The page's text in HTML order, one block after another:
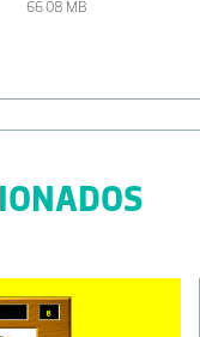
66.08 MB